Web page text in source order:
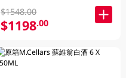
$1548.00
$1198.00